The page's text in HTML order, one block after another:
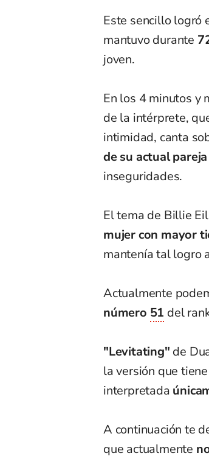
Este sencillo logró
mantuvo durante
joven.
En los 4 minutos y
de la intérprete,
intimidad, canta
de su actual
inseguridades.
El tema de Billie
mujer con mayor
mantenía tal logro
Actualmente
número 51 del
"Levitating" de
la versión que
interpretada
A continuación te
que actualmente